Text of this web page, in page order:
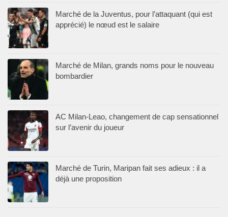
Marché de la Juventus, pour l’attaquant (qui est
apprécié) le nœud est le salaire
Marché de Milan, grands noms pour le nouveau
bombardier
AC Milan-Leao, changement de cap sensationnel
sur l’avenir du joueur
Marché de Turin, Maripan fait ses adieux : il a
déjà une proposition